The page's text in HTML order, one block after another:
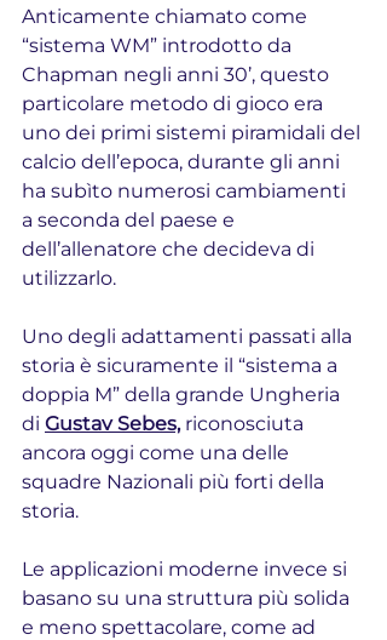
Anticamente chiamato come
“sistema WM” introdotto da
Chapman negli anni 30’, questo
particolare metodo di gioco era
uno dei primi sistemi piramidali del
calcio dell’epoca, durante gli anni
ha subìto numerosi cambiamenti
a seconda del paese e
dell’allenatore che decideva di
utilizzarlo.
Uno degli adattamenti passati alla
storia è sicuramente il “sistema a
doppia M” della grande Ungheria
di Gustav Sebes, riconosciuta
ancora oggi come una delle
squadre Nazionali più forti della
storia.
Le applicazioni moderne invece si
basano su una struttura più solida
e meno spettacolare, come ad